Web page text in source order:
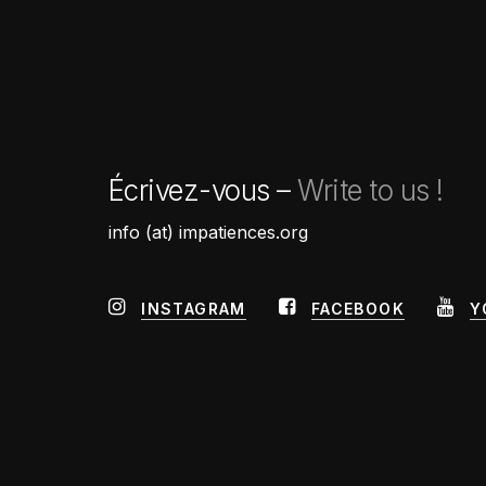
Écrivez-vous –Write to us !
info (at) impatiences.org
INSTAGRAM FACEBOOK